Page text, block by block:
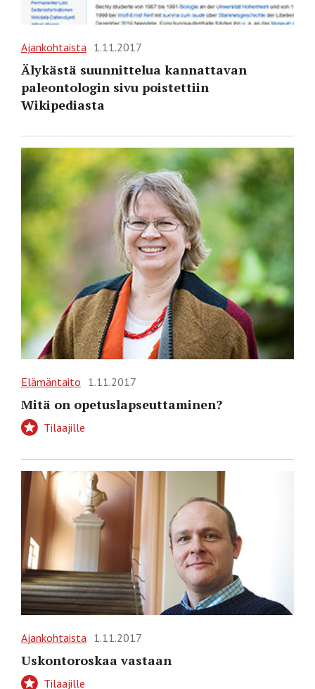
Ajankohtaista 1.11.2017
Älykästä suunnittelua kannattavan
paleontologin sivu poistettiin
Wikipediasta
Elämäntaito 1.11.2017
Mitä on opetuslapseuttaminen?
Tilaajille
Ajankohtaista 1.11.2017
Uskontoroskaa vastaan
Tilaajille